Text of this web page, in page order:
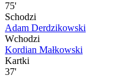
75'
Schodzi
Adam Derdzikowski
Wchodzi
Kordian Małkowski
Kartki
37'